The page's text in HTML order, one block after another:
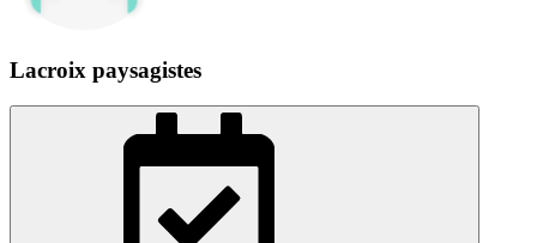
Lacroix paysagistes